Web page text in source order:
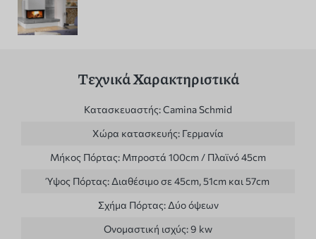
Τεχνικά Χαρακτηριστικά
Κατασκευαστής:Camina Schmid
Χώρα κατασκευής: Γερμανία
Μήκος Πόρτας: Μπροστά 100cm / Πλαϊνό 45cm
Ύψος Πόρτας: Διαθέσιμο σε 45cm, 51cm και 57cm
Σχήμα Πόρτας: Δύο όψεων
Ονομαστική ισχύς:9 kw